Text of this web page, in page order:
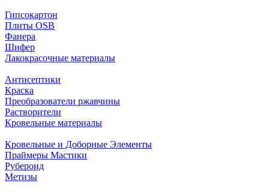
Гипсокартон
Плиты ОSB
Фанера
Шифер
Лакокрасочные материалы
Антисептики
Краска
Преобразователи ржавчины
Растворители
Кровельные материалы
Кровельные и Доборные Элементы
Праймеры Мастики
Рубероид
Метизы